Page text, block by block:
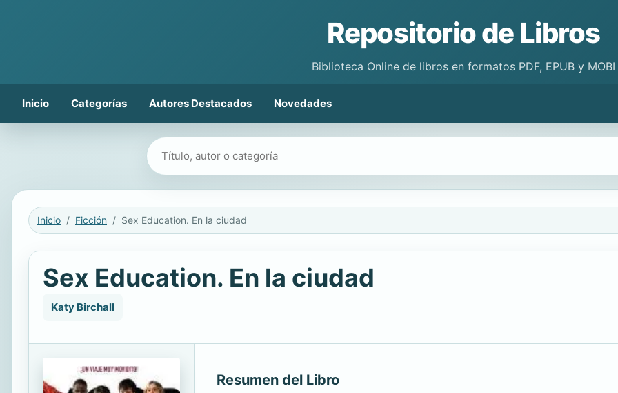
Repositorio de Libros
Biblioteca Online de libros en formatos PDF, EPUB y MOBI
Inicio Categorías Autores Destacados Novedades
Buscar libros
Inicio Ficción Sex Education. En la ciudad
Sex Education. En la ciudad
Katy Birchall
Resumen del Libro